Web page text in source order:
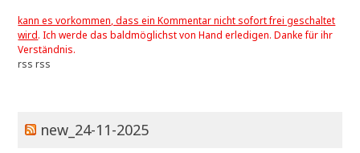
kann es vorkommen, dass ein Kommentar nicht sofort frei geschaltet
wird. Ich werde das baldmöglichst von Hand erledigen. Danke für ihr
Verständnis.
rss rss
new_24-11-2025